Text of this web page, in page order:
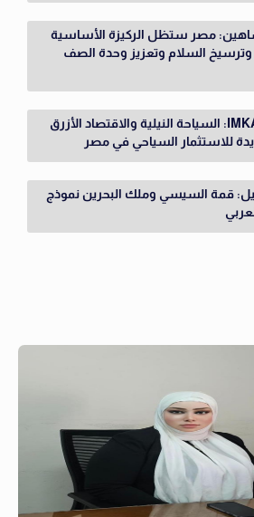
شاهين: مصر ستظل الركيزة الأساسية
وترسيخ السلام وتعزيز وحدة الصف
رئيس إمكان IMKAN: السياحة النيلية والاقتصاد الأزرق
للاستثمار السياحي في مصر
قمة السيسي وملك البحرين نموذج